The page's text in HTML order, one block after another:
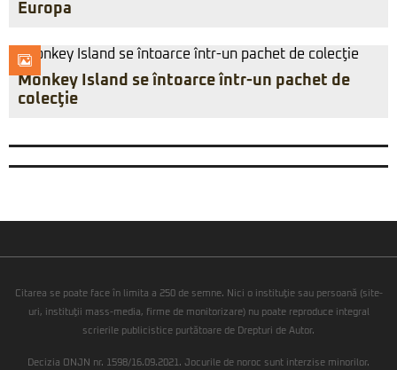
Europa
Monkey Island se întoarce într-un pachet de
colecţie
Citarea se poate face în limita a 250 de semne. Nici o instituţie sau persoană (site-
uri, instituţii mass-media, firme de monitorizare) nu poate reproduce integral
scrierile publicistice purtătoare de Drepturi de Autor.
Decizia ONJN nr. 1598/16.09.2021. Jocurile de noroc sunt interzise minorilor.